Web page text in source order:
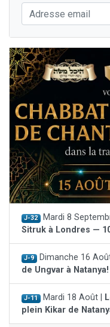
J-32 Mardi 8
Sitruk à Londres —
J-9 Dimanche 16 Août
de Ungvar à Natanya!
J-11 Mardi 18 Août |
plein Kikar de